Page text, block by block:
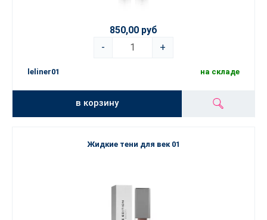
850,00 руб
-
+
leliner01 на складе
в корзину
Жидкие тени для век 01